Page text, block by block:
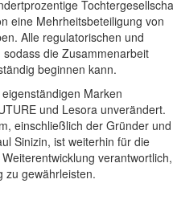
eine Mehrheitsbeteiligung von
Alle regulatorischen und
die Zusammenarbeit
beginnen kann.
Marken
und Lesora unverändert.
einschließlich der Gründer und
Sinizin, ist weiterhin für die
verantwortlich,
zu gewährleisten.